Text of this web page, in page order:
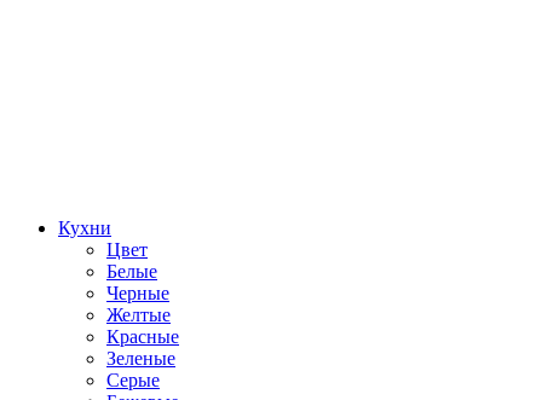
Кухни
Цвет
Белые
Черные
Желтые
Красные
Зеленые
Серые